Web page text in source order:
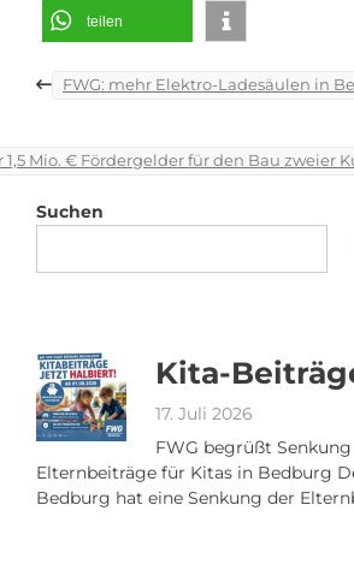
teilen
FWG: mehr Elektro-Ladesäulen in
Mio. € Fördergelder für den Bau zweier
Suchen
Kita-
17. Juli 2026
FWG begrüßt
Elternbeiträge für Kitas in Bedburg
Bedburg hat eine Senkung der